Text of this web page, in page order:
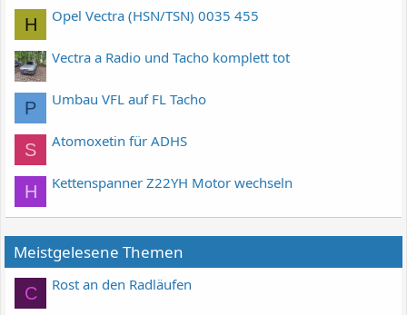
H Opel Vectra (HSN/TSN) 0035 455
Vectra a Radio und Tacho komplett tot
P Umbau VFL auf FL Tacho
S Atomoxetin für ADHS
H Kettenspanner Z22YH Motor wechseln
Meistgelesene Themen
C Rost an den Radläufen